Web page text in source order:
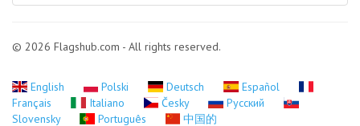
© 2026 Flagshub.com - All rights reserved.
English Polski Deutsch
Español
Français
Italiano Česky
Русский
Slovensky
Português 中国的